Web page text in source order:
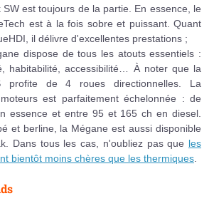
SW est toujours de la partie. En essence, le
est à la fois sobre et puissant. Quant
il délivre d'excellentes prestations ;
dispose de tous les atouts essentiels :
habitabilité, accessibilité… À noter que la
profite de 4 roues directionnelles. La
est parfaitement échelonnée : de
essence et entre 95 et 165 ch en diesel.
et berline, la Mégane est aussi disponible
Dans tous les cas, n'oubliez pas que les
bientôt moins chères que les thermiques